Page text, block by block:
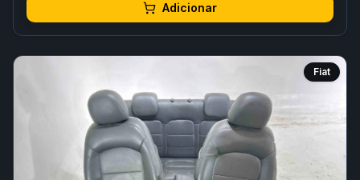
Adicionar
Fiat